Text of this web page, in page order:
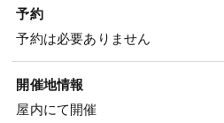
予約
予約は必要ありません
開催地情報
屋内にて開催